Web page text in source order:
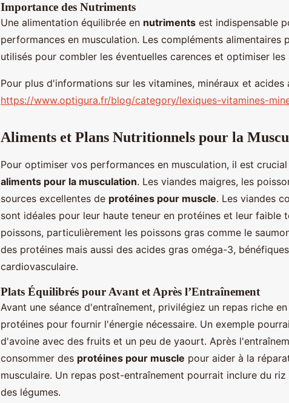
Importance des Nutriments
Une alimentation équilibrée en nutriments est indispensable
performances en musculation. Les compléments alimentaires
utilisés pour combler les éventuelles carences et optimiser
Pour plus d'informations sur les vitamines, minéraux et acides
https://www.optigura.fr/blog/category/lexiques-vitamines-
Aliments et Plans Nutritionnels pour la
Pour optimiser vos performances en musculation, il est
aliments pour la musculation. Les viandes maigres, les
sources excellentes de protéines pour muscle. Les viandes
sont idéales pour leur haute teneur en protéines et leur faible
poissons, particulièrement les poissons gras comme le
des protéines mais aussi des acides gras oméga-3,
cardiovasculaire.
Plats Équilibrés pour Avant et Après l’Entraînement
Avant une séance d'entraînement, privilégiez un repas riche
protéines pour fournir l'énergie nécessaire. Un exemple
d'avoine avec des fruits et un peu de yaourt. Après
consommer des protéines pour muscle pour aider à la
musculaire. Un repas post-entraînement pourrait inclure du
des légumes.